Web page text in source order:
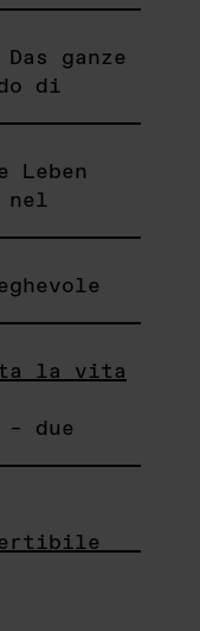
ganze
di
Leben
nel
la vita
– due